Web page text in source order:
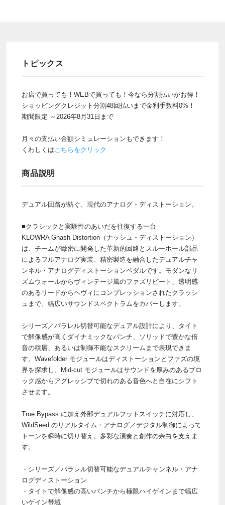
トピックス
お店で買っても！WEBで買っても！今なら分割払いがお得！
ショッピングクレジット分割48回払いまで金利手数料0%！
期間限定 ～2026年8月31日まで
月々の支払い金額シミュレーションもできます！
くわしくはこちらをクリック
商品説明
デュアル回路が紡ぐ、現代のアナログ・ディストーション。
■クラシックと実験性のあいだを往復する一台
KLOWRA Gnash Distortion（ナッシュ・ディストーション）
は、チームが緻密に開発した革新的回路とスルーホール部品
によるフルアナログ実装、精密製造を融合したデュアルチャ
ンネル・アナログディストーションペダルです。モダンなリ
ズムウォールからヴィンテージ風のファズリピート、透明感
のあるリードからヘヴィにコンプレッションされたクラッシ
ュまで、幅広いサウンドスペクトラムをカバーします。
シリーズ／パラレル切替可能なデュアル設計により、タイト
で解像感が高くダイナミックなパンチ、ソリッドで豊かな倍
音の積層、あるいは制御不能なスクリームまで表現できま
す。Wavefolder モジュールはディストーションとファズの境
界を探求し、Mid-cut モジュールはサウンドを厚みのあるブロ
ック感からアグレッシブで切れのある音色へと自在にシフト
させます。
True Bypass に加え外部デュアルフットスイッチに対応し、
WildSeed のリアルタイム・アナログ／デジタル制御によって
トーンを瞬時に切り替え。多彩な演奏と創作の余白を支えま
す。
・シリーズ／パラレル切替可能なデュアルチャンネル・アナ
ログディストーション
・タイトで解像感の高いパンチから極限ハイゲインまで幅広
いゲイン帯域